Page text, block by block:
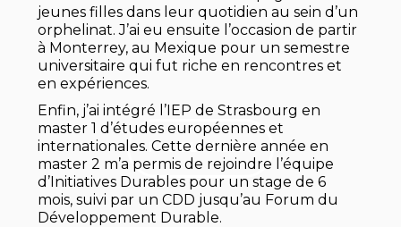
jeunes filles dans leur quotidien au sein d’un
orphelinat. J’ai eu ensuite l’occasion de partir
à Monterrey, au Mexique pour un semestre
universitaire qui fut riche en rencontres et
en expériences.
Enfin, j’ai intégré l’IEP de Strasbourg en
master 1 d’études européennes et
internationales. Cette dernière année en
master 2 m’a permis de rejoindre l’équipe
d’Initiatives Durables pour un stage de 6
mois, suivi par un CDD jusqu’au Forum du
Développement Durable.
PAGE LINKEDIN